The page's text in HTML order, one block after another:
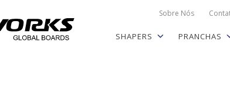
Sobre Nós
SHAPERS PRANCHAS